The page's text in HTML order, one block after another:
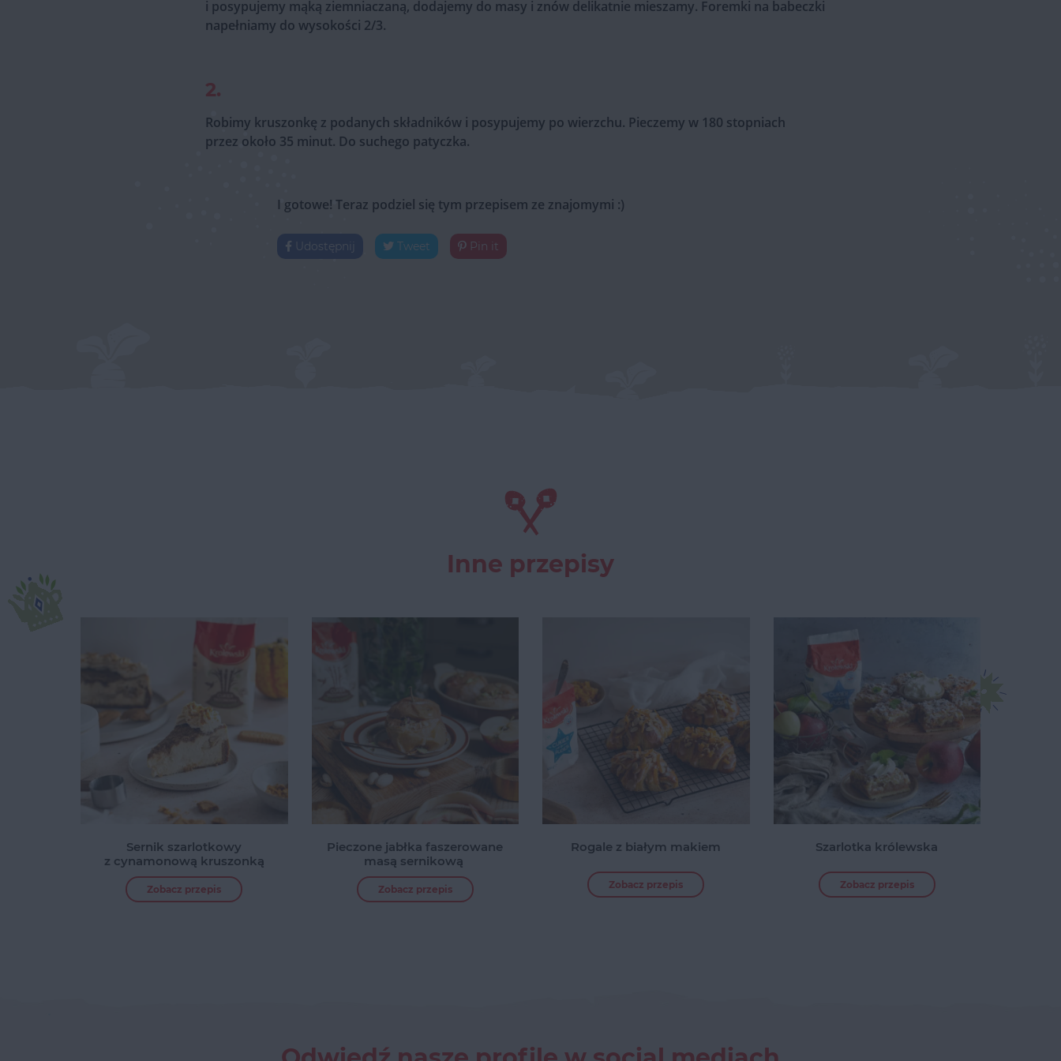
i posypujemy mąką ziemniaczaną, dodajemy do masy i znów delikatnie mieszamy. Foremki na babeczki
napełniamy do wysokości 2/3.
2.
Robimy kruszonkę z podanych składników i posypujemy po wierzchu. Pieczemy w 180 stopniach
przez około 35 minut. Do suchego patyczka.
I gotowe! Teraz podziel się tym przepisem ze znajomymi :)
Udostępnij Tweet Pin it
Inne przepisy
Sernik szarlotkowy
z cynamonową kruszonką
Zobacz przepis
Pieczone jabłka faszerowane
masą sernikową
Zobacz przepis
Rogale z białym makiem
Zobacz przepis
Szarlotka królewska
Zobacz przepis